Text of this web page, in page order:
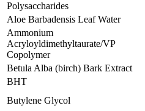
Polysaccharides
Aloe Barbadensis Leaf Water
Ammonium
Acryloyldimethyltaurate/VP
Copolymer
Betula Alba (birch) Bark Extract
BHT
Butylene Glycol